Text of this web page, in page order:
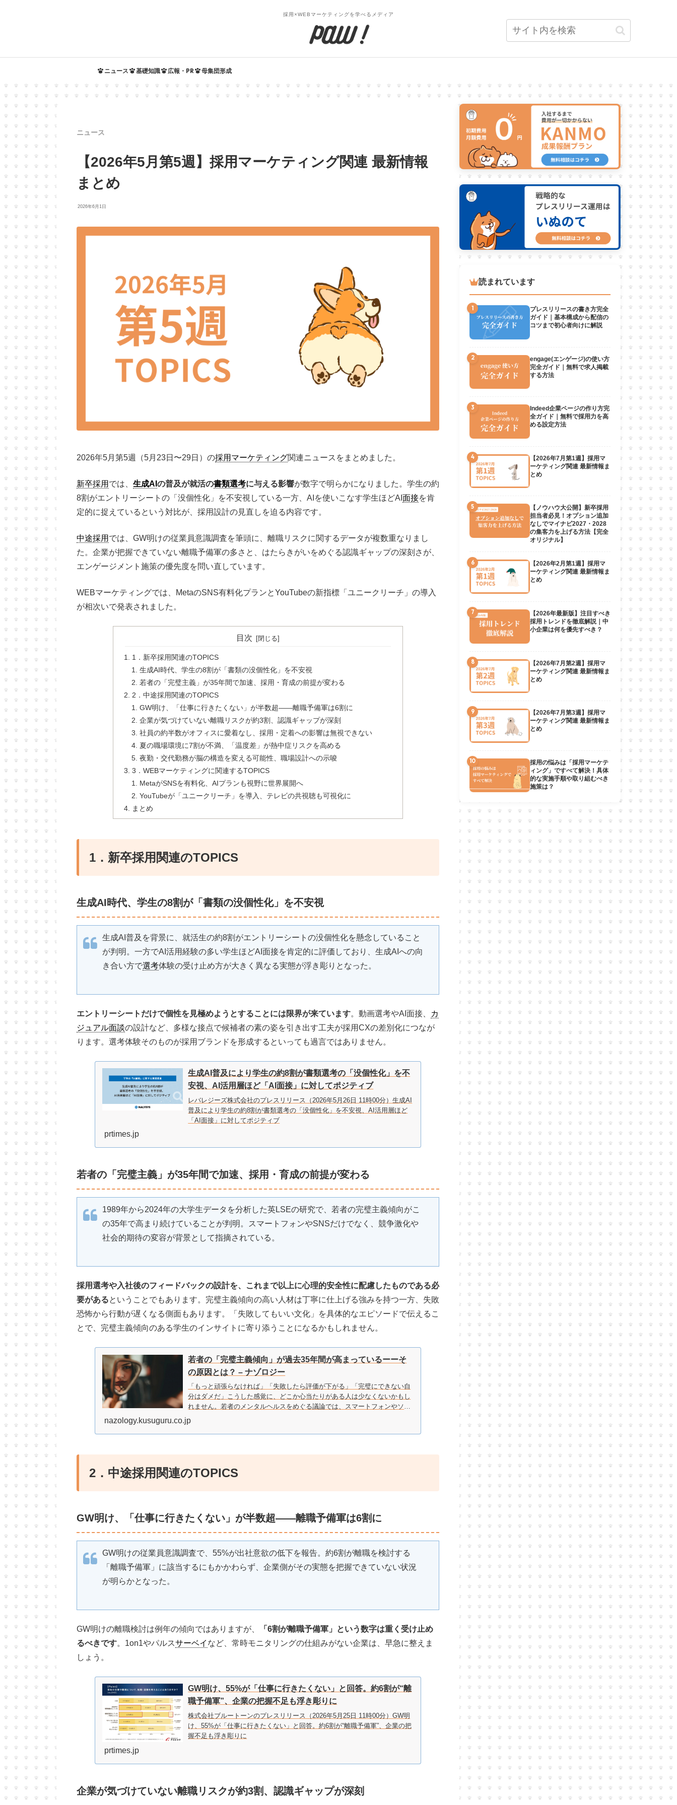
採用×WEBマーケティングを学べるメディア
ニュース 基礎知識 広報・PR 母集団形成
ニュース
【2026年5月第5週】採用マーケティング関連 最新情報
まとめ
2026年6月1日
2026年5月第5週（5月23日〜29日）の採用マーケティング関連ニュースをまとめました。
新卒採用 では、 生成AI の普及が就活の書類選考に与える影響が数字で明らかになりました。学生の約
8割がエントリーシートの「没個性化」を不安視している一方、AIを使いこなす学生ほどAI 面接を肯
定的に捉えているという対比が、採用設計の見直しを迫る内容です。
中途採用 では、GW明けの従業員意識調査を筆頭に、離職リスクに関するデータが複数重なりまし
た。企業が把握できていない離職予備軍の多さと、はたらきがいをめぐる認識ギャップの深刻さが、
エンゲージメント施策の優先度を問い直しています。
WEBマーケティングでは、MetaのSNS有料化プランとYouTubeの新指標「ユニークリーチ」の導入
が相次いで発表されました。
目次
1．新卒採用関連のTOPICS
生成AI時代、学生の8割が「書類の没個性化」を不安視
若者の「完璧主義」が35年間で加速、採用・育成の前提が変わる
2．中途採用関連のTOPICS
GW明け、「仕事に行きたくない」が半数超——離職予備軍は6割に
企業が気づけていない離職リスクが約3割、認識ギャップが深刻
社員の約半数がオフィスに愛着なし、採用・定着への影響は無視できない
夏の職場環境に7割が不満、「温度差」が熱中症リスクを高める
夜勤・交代勤務が脳の構造を変える可能性、職場設計への示唆
3．WEBマーケティングに関連するTOPICS
MetaがSNSを有料化、AIプランも視野に世界展開へ
YouTubeが「ユニークリーチ」を導入、テレビの共視聴も可視化に
まとめ
1．新卒採用関連のTOPICS
生成AI時代、学生の8割が「書類の没個性化」を不安視
生成AI普及を背景に、就活生の約8割がエントリーシートの没個性化を懸念していること
が判明。一方でAI活用経験の多い学生ほどAI面接を肯定的に評価しており、生成AIへの向
き合い方で選考体験の受け止め方が大きく異なる実態が浮き彫りとなった。
エントリーシートだけで個性を見極めようとすることには限界が来ています。動画選考やAI面接、
カ
ジュアル面談の設計など、多様な接点で候補者の素の姿を引き出す工夫が採用CXの差別化につなが
ります。選考体験そのものが採用ブランドを形成するといっても過言ではありません。
生成AI普及により学生の約8割が書類選考の「没個性化」を不
安視、AI活用層ほど「AI面接」に対してポジティブ
レバレジーズ株式会社のプレスリリース（2026年5月26日 11時00分）生成AI
普及により学生の約8割が書類選考の「没個性化」を不安視、AI活用層ほど
「AI面接」に対してポジティブ
prtimes.jp
若者の「完璧主義」が35年間で加速、採用・育成の前提が変わる
1989年から2024年の大学生データを分析した英LSEの研究で、若者の完璧主義傾向がこ
の35年で高まり続けていることが判明。スマートフォンやSNSだけでなく、競争激化や
社会的期待の変容が背景として指摘されている。
採用選考や入社後のフィードバックの設計を、これまで以上に心理的安全性に配慮したものである必
要があるということでもあります。完璧主義傾向の高い人材は丁寧に仕上げる強みを持つ一方、失敗
恐怖から行動が遅くなる側面もあります。「失敗してもいい文化」を具体的なエピソードで伝えるこ
とで、完璧主義傾向のある学生のインサイトに寄り添うことになるかもしれません。
若者の「完璧主義傾向」が過去35年間が高まっているーーそ
の原因とは？ – ナゾロジー
「もっと頑張らなければ」「失敗したら評価が下がる」「完璧にできない自
分はダメだ」こうした感覚に、どこか心当たりがある人は少なくないかもし
れません。若者のメンタルヘルスをめぐる議論では、スマートフォンやソー
nazology.kusuguru.co.jp
2．中途採用関連のTOPICS
GW明け、「仕事に行きたくない」が半数超——離職予備軍は6割に
GW明けの従業員意識調査で、55%が出社意欲の低下を報告。約6割が離職を検討する
「離職予備軍」に該当するにもかかわらず、企業側がその実態を把握できていない状況
が明らかとなった。
GW明けの離職検討は例年の傾向ではありますが、
「6割が離職予備軍」という数字は重く受け止め
るべきです。1on1やパルスサーベイ など、常時モニタリングの仕組みがない企業は、早急に整えま
しょう。
GW明け、55%が「仕事に行きたくない」と回答。約6割が“離
職予備軍”、企業の把握不足も浮き彫りに
株式会社ブルートーンのプレスリリース（2026年5月25日 11時00分）GW明
け、55%が「仕事に行きたくない」と回答。約6割が“離職予備軍”、企業の把
握不足も浮き彫りに
prtimes.jp
企業が気づけていない離職リスクが約3割、認識ギャップが深刻
読まれています
1
プレスリリースの書き方完全
ガイド｜基本構成から配信の
コツまで初心者向けに解説
2
engage(エンゲージ)の使い方
完全ガイド｜無料で求人掲載
する方法
3
Indeed企業ページの作り方完
全ガイド｜無料で採用力を高
める設定方法
4
【2026年7月第1週】採用マ
ーケティング関連 最新情報ま
とめ
5
【ノウハウ大公開】新卒採用
担当者必見！オプション追加
なしでマイナビ2027・2028
の集客力を上げる方法【完全
オリジナル】
6
【2026年2月第1週】採用マ
ーケティング関連 最新情報ま
とめ
7
【2026年最新版】注目すべき
採用トレンドを徹底解説｜中
小企業は何を優先すべき？
8
【2026年7月第2週】採用マ
ーケティング関連 最新情報ま
とめ
9
【2026年7月第3週】採用マ
ーケティング関連 最新情報ま
とめ
10
採用の悩みは「採用マーケテ
ィング」ですべて解決！具体
的な実施手順や取り組むべき
施策は？